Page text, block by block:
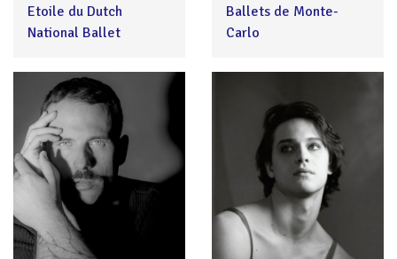
Etoile du Dutch
National Ballet
Ballets de Monte-
Carlo